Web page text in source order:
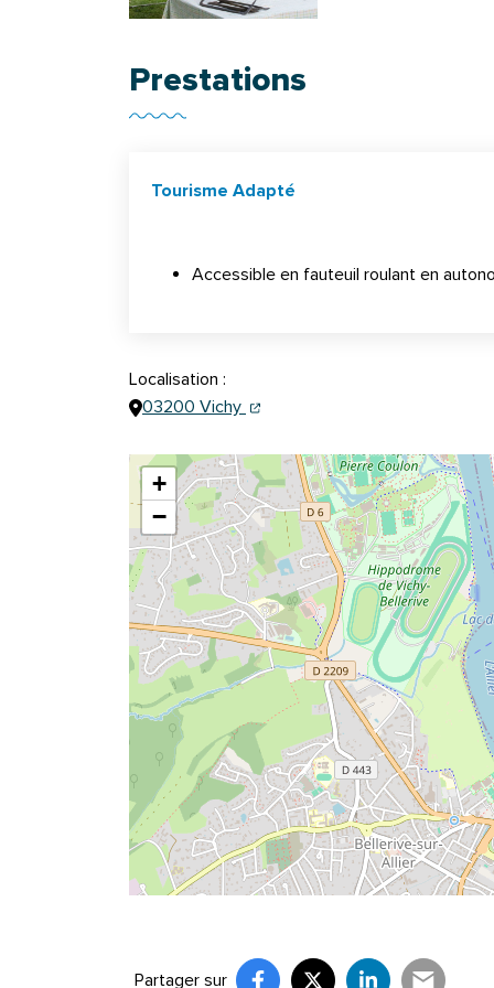
Prestations
Tourisme Adapté
Accessible en fauteuil roulant en
Localisation :
03200 Vichy (ouverture dans un nouvel onglet)
(ouverture dans un nouvel
+
−
Partager sur